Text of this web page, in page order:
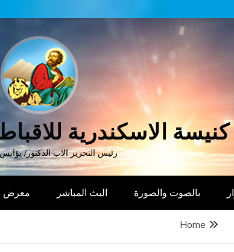
كنيسة الاسكندرية
رئيس التحرير الاب الدكتور/
بالصوت والصورة البث المباشر معرض
Home